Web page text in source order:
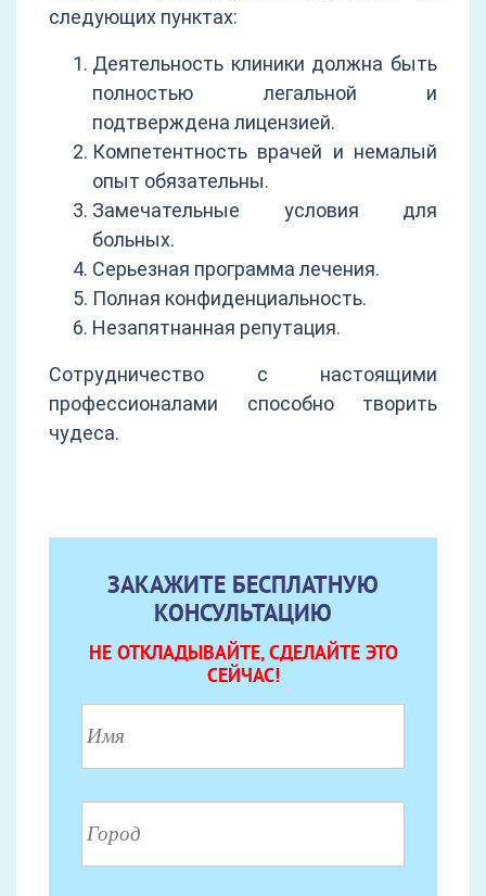
следующих пунктах:
Деятельность клиники должна быть
полностью легальной и
подтверждена лицензией.
Компетентность врачей и немалый
опыт обязательны.
Замечательные условия для
больных.
Серьезная программа лечения.
Полная конфиденциальность.
Незапятнанная репутация.
Сотрудничество с настоящими
профессионалами способно творить
чудеса.
ЗАКАЖИТЕ БЕСПЛАТНУЮ
КОНСУЛЬТАЦИЮ
НЕ ОТКЛАДЫВАЙТЕ, СДЕЛАЙТЕ ЭТО
СЕЙЧАС!